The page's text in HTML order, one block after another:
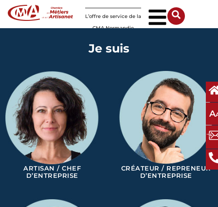
L’offre de service de la
CMA Normandie
A
Je suis
ARTISAN / CHEF
D’ENTREPRISE
CRÉATEUR / REPRENEUR
D’ENTREPRISE
Panneau de gestion des cookies